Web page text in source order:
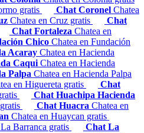
gratis Chat Coronel Chatea
Chatea en Cruz gratis
Chat
Chat Fortaleza Chatea en
Chico Chatea en Fundación
Acaray Chatea en Hacienda
Caqui Chatea en Hacienda
Palpa Chatea en Hacienda Palpa
en Higuereta gratis
Chat
Chat Huachipa Hacienda
Chat Huacra Chatea en
Chatea en Huaycan gratis
Barranca gratis
Chat La